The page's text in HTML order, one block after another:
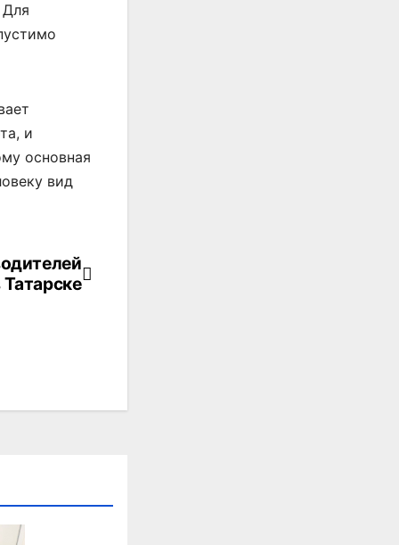
Для
и
основная
вид